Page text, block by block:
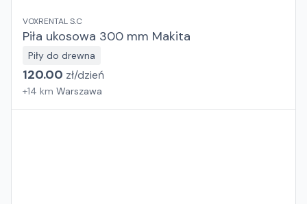
VOXRENTAL S.C
Piła ukosowa 300 mm Makita
Piły do drewna
120.00 zł/dzień
+14 km Warszawa